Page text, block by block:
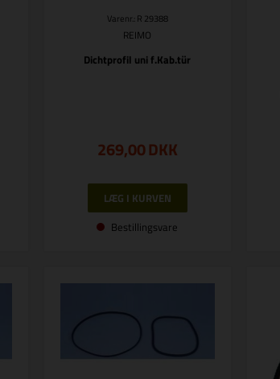
Varenr.: R 29388
REIMO
Dichtprofil uni f.Kab.tür
269,00DKK
Bestillingsvare